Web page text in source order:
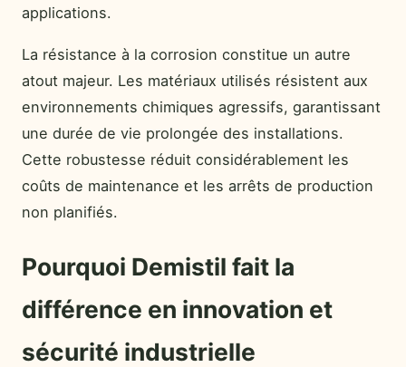
applications.
La résistance à la corrosion constitue un autre
atout majeur. Les matériaux utilisés résistent aux
environnements chimiques agressifs, garantissant
une durée de vie prolongée des installations.
Cette robustesse réduit considérablement les
coûts de maintenance et les arrêts de production
non planifiés.
Pourquoi Demistil fait la
différence en innovation et
sécurité industrielle